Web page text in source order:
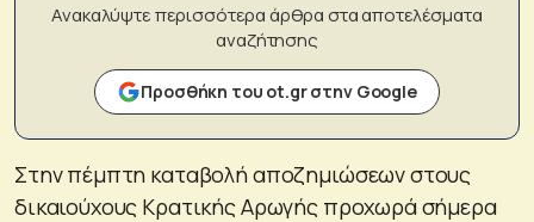
Ανακαλύψτε περισσότερα άρθρα στα αποτελέσματα
αναζήτησης
Προσθήκη του ot.gr στην Google
Στην πέμπτη καταβολή αποζημιώσεων στους
δικαιούχους Κρατικής Αρωγής προχωρά σήμερα